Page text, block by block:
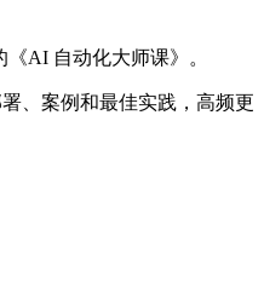
AI 自动化大师课》。
、案例和最佳实践，高频更